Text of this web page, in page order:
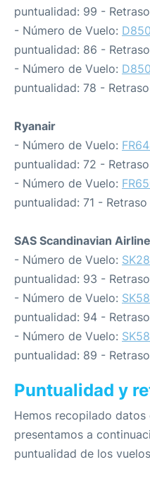
puntualidad: 99 -
- Número de Vuelo:
puntualidad: 86 -
- Número de Vuelo:
puntualidad: 78 -
Ryanair
- Número de Vuelo:
puntualidad: 72 -
- Número de Vuelo:
puntualidad: 71 -
SAS Scandinavian
- Número de Vuelo:
puntualidad: 93 -
- Número de Vuelo:
puntualidad: 94 -
- Número de Vuelo:
puntualidad: 89 -
Puntualidad y
Hemos recopilado
presentamos a
puntualidad de los